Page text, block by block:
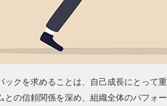
ックを求めることは、自己成長にとって重
との信頼関係を深め、組織全体のパフォー